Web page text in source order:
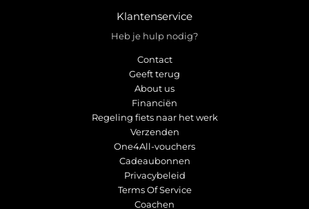
Klantenservice
Heb je hulp nodig?
Contact
Geeft terug
About us
Financiën
Regeling fiets naar het werk
Verzenden
One4All-vouchers
Cadeaubonnen
Privacybeleid
Terms Of Service
Coachen